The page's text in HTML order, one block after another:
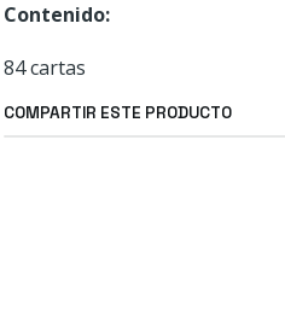
Contenido:
84 cartas
COMPARTIR ESTE PRODUCTO